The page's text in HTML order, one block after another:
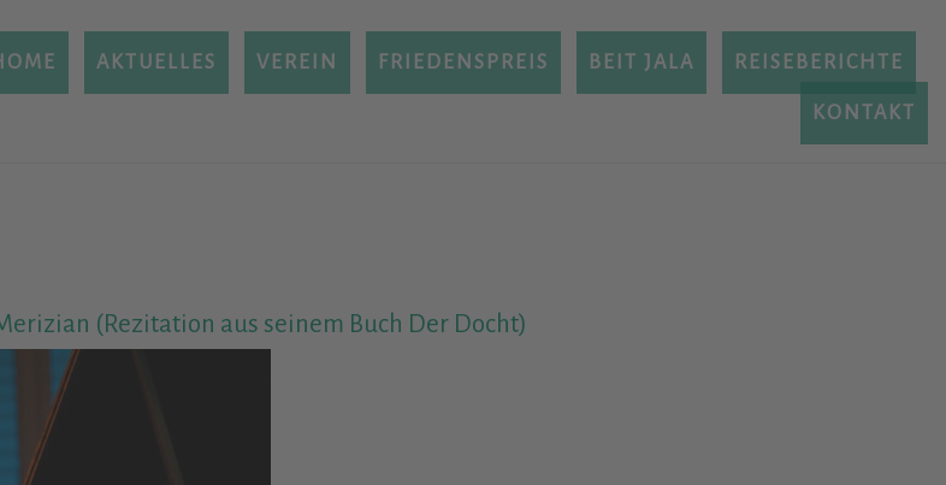
AKTUELLES VEREIN FRIEDENSPREIS BEIT JALA REISEBERICHTE
KONTAKT
(Rezitation aus seinem Buch Der Docht)